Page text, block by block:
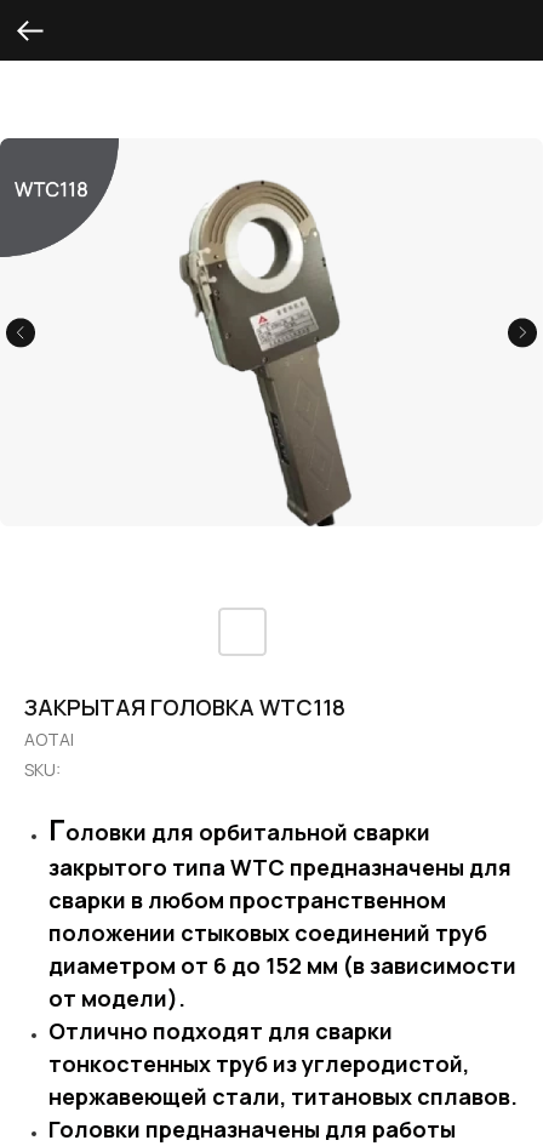
ЗАКРЫТАЯ ГОЛОВКА WTC118
AOTAI
SKU:
Головки для орбитальной сварки
закрытого типа WTC предназначены для
сварки в любом пространственном
положении стыковых соединений труб
диаметром от 6 до 152 мм (в зависимости
от модели).
Отлично подходят для сварки
тонкостенных труб из углеродистой,
нержавеющей стали, титановых сплавов.
Головки предназначены для работы